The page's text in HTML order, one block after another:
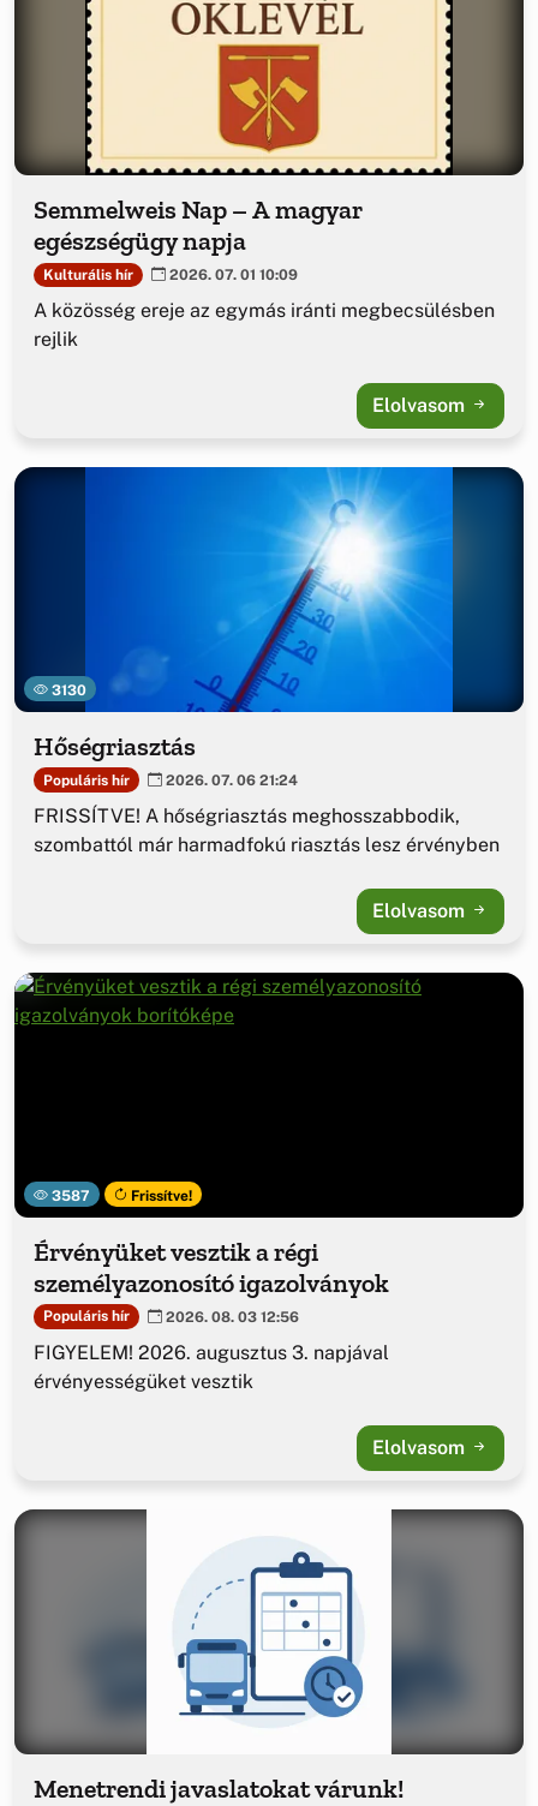
Semmelweis Nap – A magyar
egészségügy napja
Kulturális hír 2026. 07. 01 10:09
A közösség ereje az egymás iránti megbecsülésben
rejlik
Elolvasom
3130
Hőségriasztás
Populáris hír 2026. 07. 06 21:24
FRISSÍTVE! A hőségriasztás meghosszabbodik,
szombattól már harmadfokú riasztás lesz érvényben
Elolvasom
3587 Frissítve!
Érvényüket vesztik a régi
személyazonosító igazolványok
Populáris hír 2026. 08. 03 12:56
FIGYELEM! 2026. augusztus 3. napjával
érvényességüket vesztik
Elolvasom
Menetrendi javaslatokat várunk!